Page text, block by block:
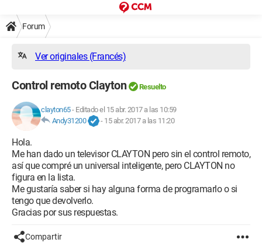
Forum
Ver originales (Francés)
Control remoto Clayton Resuelto
clayton65- Editado el 15 abr. 2017 a las 10:59
Andy31200
- 15 abr. 2017 a las 11:20
Hola.
Me han dado un televisor CLAYTON pero sin el control remoto,
así que compré un universal inteligente, pero CLAYTON no
figura en la lista.
Me gustaría saber si hay alguna forma de programarlo o si
tengo que devolverlo.
Gracias por sus respuestas.
Compartir